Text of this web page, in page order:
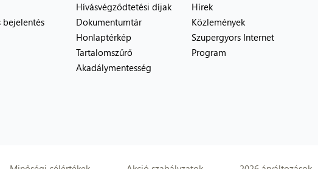
bejelentés
Hívásvégződtetési díjak
Dokumentumtár
Honlaptérkép
Tartalomszűrő
Akadálymentesség
Hírek
Közlemények
Szupergyors Internet
Program